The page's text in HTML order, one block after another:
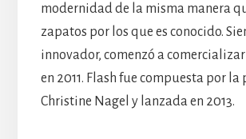
modernidad de la misma manera
zapatos por los que es conocido.
innovador, comenzó a
en 2011. Flash fue compuesta por
Christine Nagel y lanzada en 2013.